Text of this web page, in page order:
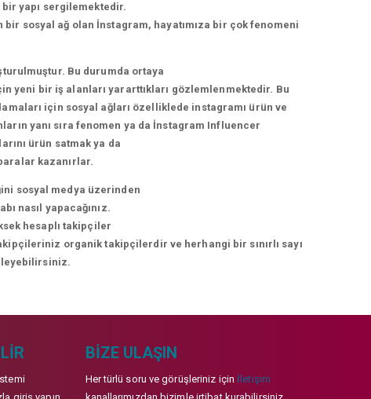
bir yapı sergilemektedir.
bir sosyal ağ olan İnstagram, hayatımıza bir çok fenomeni
Bu durumda ortaya
yeni bir iş alanları yararttıkları gözlemlenmektedir. Bu
için sosyal ağları özelliklede instagramı ürün ve
yanı sıra fenomen ya da İnstagram Influencer
ürün satmak ya da
kazanırlar.
sosyal medya üzerinden
nasıl yapacağınız.
hesaplı takipçiler
organik takipçilerdir ve herhangi bir sınırlı sayı
BIZE ULAŞIN
Her türlü soru ve görüşleriniz için İletişim